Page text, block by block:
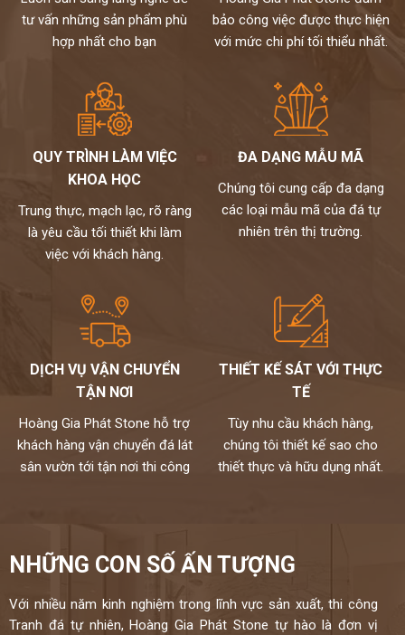
tư vấn những sản phẩm phù
hợp nhất cho bạn
bảo công việc được thực hiện
với mức chi phí tối thiểu nhất.
QUY TRÌNH LÀM VIỆC
KHOA HỌC
Trung thực, mạch lạc, rõ ràng
là yêu cầu tối thiết khi làm
việc với khách hàng.
ĐA DẠNG MẪU MÃ
Chúng tôi cung cấp đa dạng
các loại mẫu mã của đá tự
nhiên trên thị trường.
DỊCH VỤ VẬN CHUYỂN
TẬN NƠI
Hoàng Gia Phát Stone hỗ trợ
khách hàng vận chuyển đá lát
sân vườn tới tận nơi thi công
THIẾT KẾ SÁT VỚI THỰC
TẾ
Tùy nhu cầu khách hàng,
chúng tôi thiết kế sao cho
thiết thực và hữu dụng nhất.
NHỮNG CON SỐ ẤN TƯỢNG
Với nhiều năm kinh nghiệm trong lĩnh vực sản xuất, thi công
Tranh đá tự nhiên, Hoàng Gia Phát Stone tự hào là đơn vị